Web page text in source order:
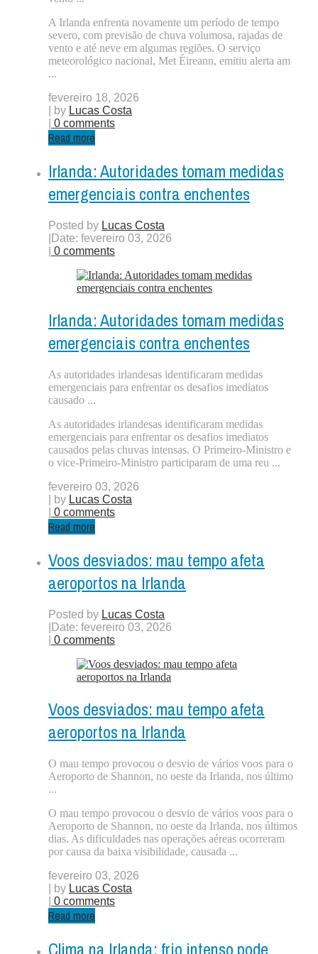
A Irlanda enfrenta novamente um período de tempo
severo, com previsão de chuva volumosa, rajadas de
vento e até neve em algumas regiões. O serviço
meteorológico nacional, Met Éireann, emitiu alerta am
...
fevereiro 18, 2026
| by Lucas Costa
0 comments
Read more
Irlanda: Autoridades tomam medidas
emergenciais contra enchentes
Posted by Lucas Costa
Date: fevereiro 03, 2026
0 comments
Irlanda: Autoridades tomam medidas
emergenciais contra enchentes
As autoridades irlandesas identificaram medidas
emergenciais para enfrentar os desafios imediatos
causado ...
As autoridades irlandesas identificaram medidas
emergenciais para enfrentar os desafios imediatos
causados pelas chuvas intensas. O Primeiro-Ministro e
o vice-Primeiro-Ministro participaram de uma reu ...
fevereiro 03, 2026
| by Lucas Costa
0 comments
Read more
Voos desviados: mau tempo afeta
aeroportos na Irlanda
Posted by Lucas Costa
Date: fevereiro 03, 2026
0 comments
Voos desviados: mau tempo afeta
aeroportos na Irlanda
O mau tempo provocou o desvio de vários voos para o
Aeroporto de Shannon, no oeste da Irlanda, nos último
...
O mau tempo provocou o desvio de vários voos para o
Aeroporto de Shannon, no oeste da Irlanda, nos últimos
dias. As dificuldades nas operações aéreas ocorreram
por causa da baixa visibilidade, causada ...
fevereiro 03, 2026
| by Lucas Costa
0 comments
Read more
Clima na Irlanda: frio intenso pode